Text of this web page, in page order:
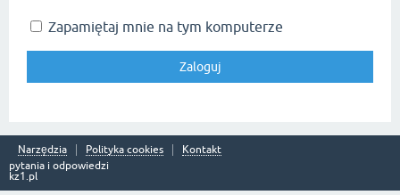
Zapamiętaj mnie na tym komputerze
Narzędzia Polityka cookies
Kontakt
pytania i odpowiedzi
kz1.pl